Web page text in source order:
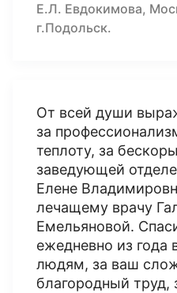
Е.Л. Евдокимова,
г.Подольск.
От всей души
за
теплоту, за
заведующей
Елене
лечащему врачу
Емельяновой.
ежедневно из года
людям, за ваш
благородный труд,